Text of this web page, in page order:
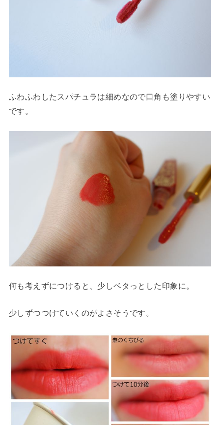
ふわふわしたスパチュラは細めなので口角も塗りやすい
です。
何も考えずにつけると、少しベタっとした印象に。
少しずつつけていくのがよさそうです。